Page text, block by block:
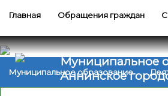
Главная Обращения граждан
Муниципальное
Аннинское
Муниципальное образование